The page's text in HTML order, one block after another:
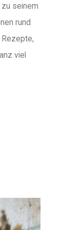
seinem
rund
Rezepte,
viel